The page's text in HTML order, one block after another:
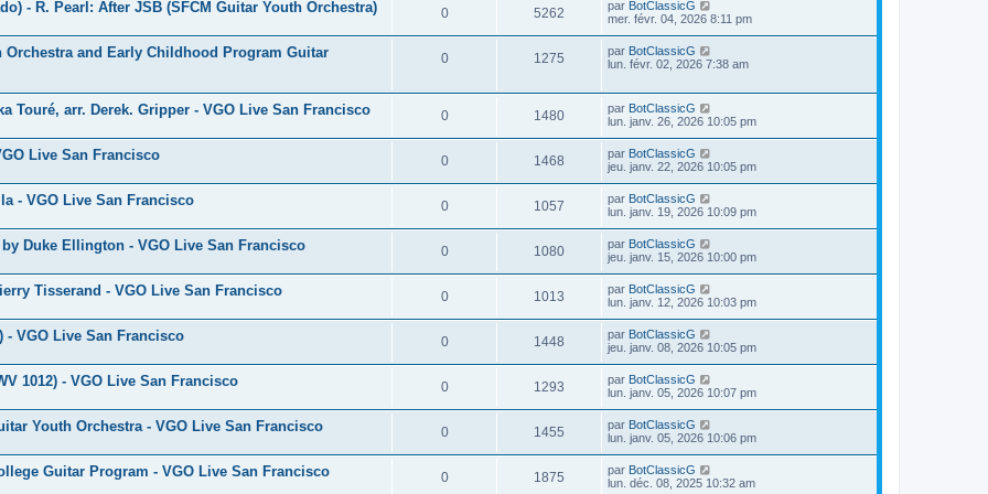
o
n
s
e
s
s
m
e
s
s
a
g
o
s
e
s
s
i
e
r
m
e
s
a
g
- R. Pearl: After JSB (SFCM Guitar Youth Orchestra) 0R
é
o
s
e
s
5262
u
s
D
e
i
e
m
e
s
s
a
g
e
par BotClassicG
mer. févr. 04, 2026 8:11 pm
Orchestra and Early Childhood Program Guitar
0R
p
o
s
e
s
1275
e
s
D
e
e
r
m
e
s
s
a
g
par BotClassicG
lun. févr. 02, 2026 7:38 am
Touré, arr. Derek. Gripper - VGO Live San Francisco 0R
é
o
n
s
s
1480V
u
D
e
i
e
r
m
e
s
s
a
g
e
par BotClassicG
lun. janv. 26, 2026 10:05 pm
Live San Francisco 0R
é
o
n
s
s
1468
u
D
e
i
e
r
m
e
s
s
a
g
e
par BotClassicG
jeu. janv. 22, 2026 10:05 pm
- VGO Live San Francisco 0R
é
o
n
s
s
1057
u
D
e
i
e
r
m
e
s
s
a
g
e
par BotClassicG
lun. janv. 19, 2026 10:09 pm
Duke Ellington - VGO Live San Francisco 0R
é
o
n
s
s
1080V
u
D
e
i
e
r
m
e
s
s
a
g
e
par BotClassicG
jeu. janv. 15, 2026 10:00 pm
Tisserand - VGO Live San Francisco 0R
é
o
n
s
1013
u
D
e
i
e
r
m
e
s
s
a
g
e
par BotClassicG
lun. janv. 12, 2026 10:03 pm
- VGO Live San Francisco 0R
é
o
n
s
1448
u
D
e
i
e
r
m
e
s
s
a
par BotClassicG
jeu. janv. 08, 2026 10:05 pm
1012) - VGO Live San Francisco 0R
é
o
1293
u
D
e
i
e
r
m
e
par BotClassicG
lun. janv. 05, 2026 10:07 pm
Youth Orchestra - VGO Live San Francisco 0R
é
1455
u
D
e
i
e
par BotClassicG
lun. janv. 05, 2026 10:06 pm
Guitar Program - VGO Live San Francisco 0R
1875
D
e
par BotClassicG
lun. déc. 08, 2025 10:32 am